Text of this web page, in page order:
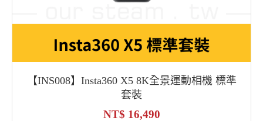
【INS008】Insta360 X5 8K全景運動相機 標準
套裝
16,490